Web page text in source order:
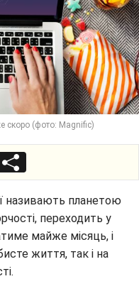
скоро (фото: Magnific)
називають планетою
переходить у
майже місяць, і
життя, так і на